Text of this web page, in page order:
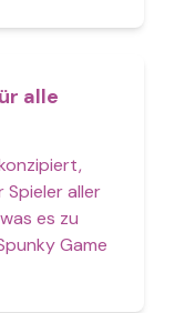
alle
Spieler aller
es zu
Game